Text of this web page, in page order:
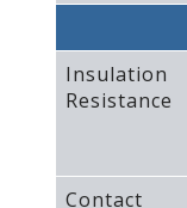
Insulation
Resistance
Contact